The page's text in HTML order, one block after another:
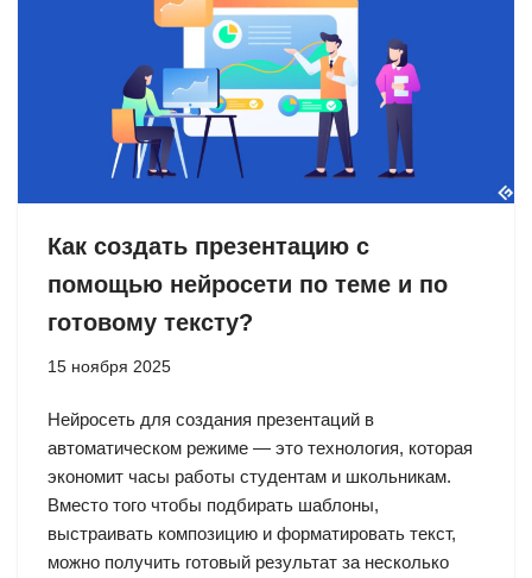
Как создать презентацию с
помощью нейросети по теме и по
готовому тексту?
15 ноября 2025
Нейросеть для создания презентаций в
автоматическом режиме — это технология, которая
экономит часы работы студентам и школьникам.
Вместо того чтобы подбирать шаблоны,
выстраивать композицию и форматировать текст,
можно получить готовый результат за несколько